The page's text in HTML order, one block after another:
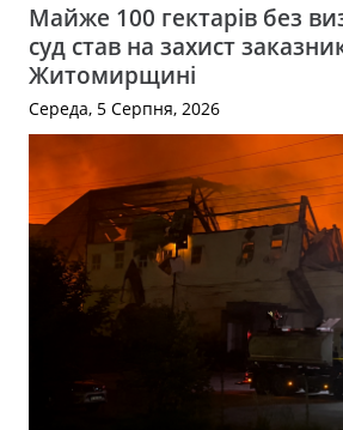
Майже 100 гектарів без
суд став на захист
Житомирщині
Середа, 5 Серпня, 2026